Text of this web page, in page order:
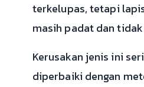
terkelupas, tetapi
masih padat dan
Kerusakan jenis ini
diperbaiki dengan